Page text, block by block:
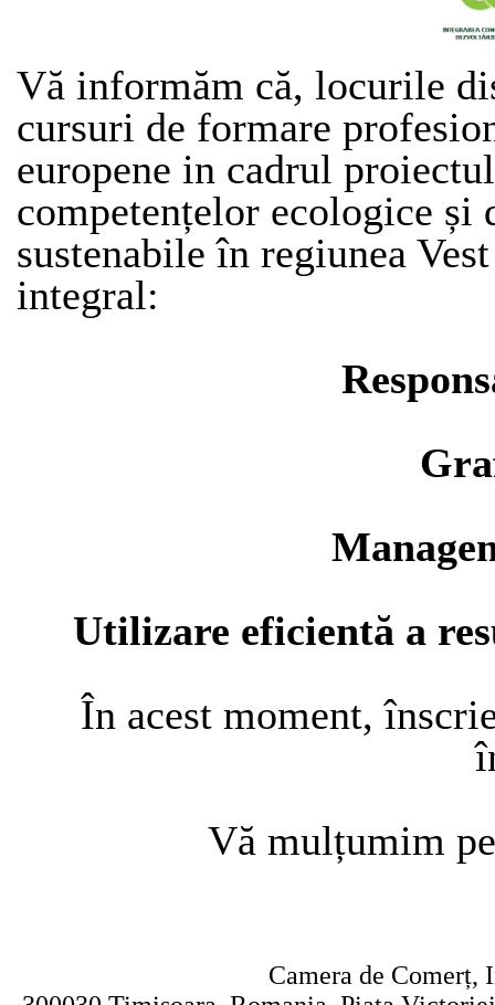
Vă informăm că, locurile
cursuri de formare
europene in cadrul
competențelor ecologice
sustenabile în regiunea
integral:
Utilizare eficientă a
În acest moment,
Vă mulțumim
Camera de